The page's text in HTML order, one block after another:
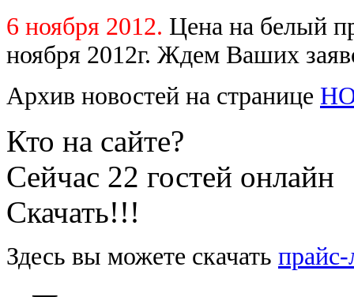
6 ноября 2012. Цена на белый
ноября 2012г. Ждем Ваших
Архив новостей на странице
Кто на сайте?
Сейчас 22 гостей онлайн
Скачать!!!
Здесь вы можете скачать